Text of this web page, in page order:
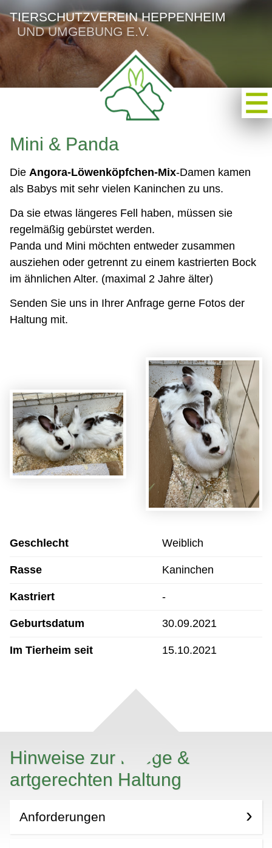
TIERSCHUTZVEREIN HEPPENHEIM
UND UMGEBUNG E.V.
Mini & Panda
Die Angora-Löwenköpfchen-Mix-Damen kamen
als Babys mit sehr vielen Kaninchen zu uns.
Da sie etwas längeres Fell haben, müssen sie
regelmäßig gebürstet werden.
Panda und Mini möchten entweder zusammen
ausziehen oder getrennt zu einem kastrierten Bock
im ähnlichen Alter. (maximal 2 Jahre älter)
Senden Sie uns in Ihrer Anfrage gerne Fotos der
Haltung mit.
Geschlecht Weiblich
Rasse Kaninchen
Kastriert -
Geburtsdatum 30.09.2021
Im Tierheim seit 15.10.2021
Hinweise zur Pflege &
artgerechten Haltung
Anforderungen